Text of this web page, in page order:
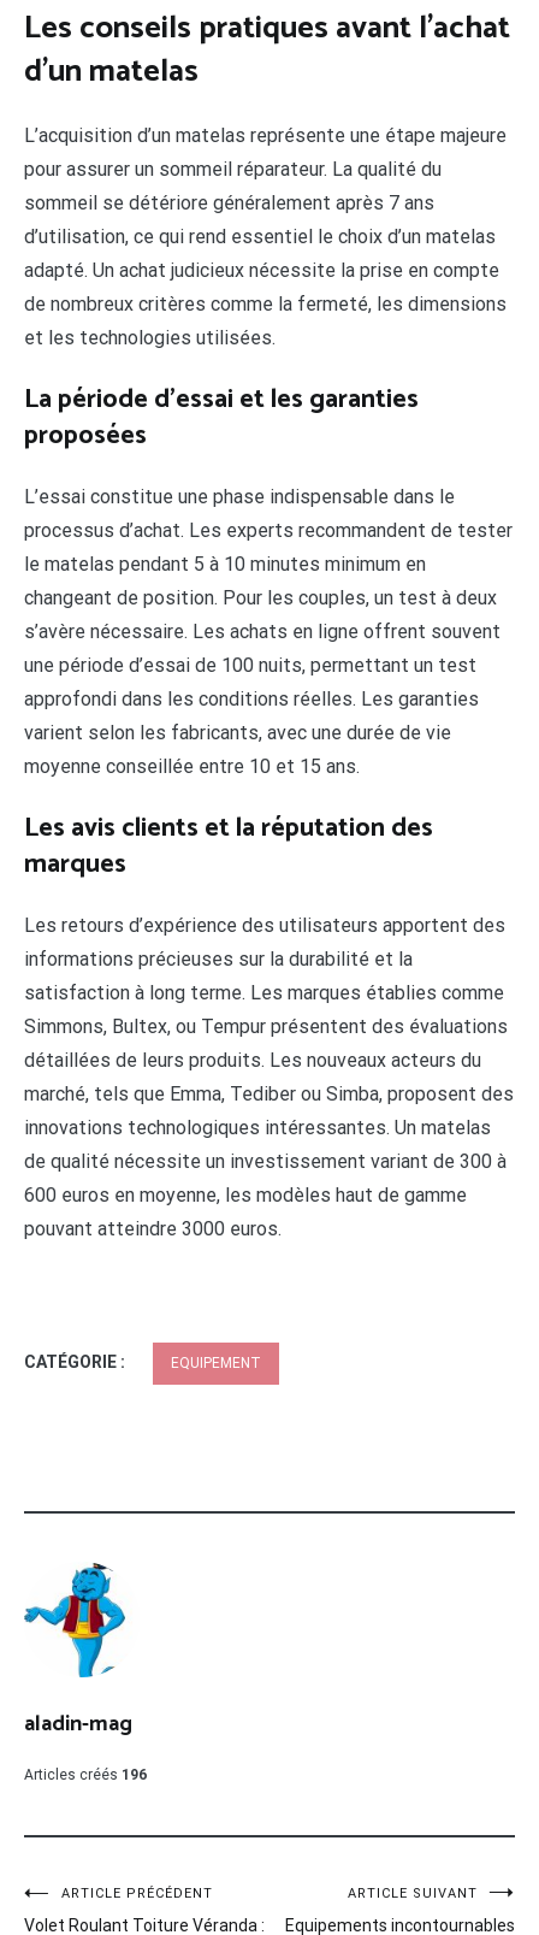
Les conseils pratiques avant l’achat
d’un matelas
L’acquisition d’un matelas représente une étape majeure
pour assurer un sommeil réparateur. La qualité du
sommeil se détériore généralement après 7 ans
d’utilisation, ce qui rend essentiel le choix d’un matelas
adapté. Un achat judicieux nécessite la prise en compte
de nombreux critères comme la fermeté, les dimensions
et les technologies utilisées.
La période d’essai et les garanties
proposées
L’essai constitue une phase indispensable dans le
processus d’achat. Les experts recommandent de tester
le matelas pendant 5 à 10 minutes minimum en
changeant de position. Pour les couples, un test à deux
s’avère nécessaire. Les achats en ligne offrent souvent
une période d’essai de 100 nuits, permettant un test
approfondi dans les conditions réelles. Les garanties
varient selon les fabricants, avec une durée de vie
moyenne conseillée entre 10 et 15 ans.
Les avis clients et la réputation des
marques
Les retours d’expérience des utilisateurs apportent des
informations précieuses sur la durabilité et la
satisfaction à long terme. Les marques établies comme
Simmons, Bultex, ou Tempur présentent des évaluations
détaillées de leurs produits. Les nouveaux acteurs du
marché, tels que Emma, Tediber ou Simba, proposent des
innovations technologiques intéressantes. Un matelas
de qualité nécessite un investissement variant de 300 à
600 euros en moyenne, les modèles haut de gamme
pouvant atteindre 3000 euros.
CATÉGORIE : EQUIPEMENT
aladin-mag
Articles créés 196
Navigation
ARTICLE PRÉCÉDENT
Volet Roulant Toiture Véranda :
ARTICLE SUIVANT
Equipements incontournables